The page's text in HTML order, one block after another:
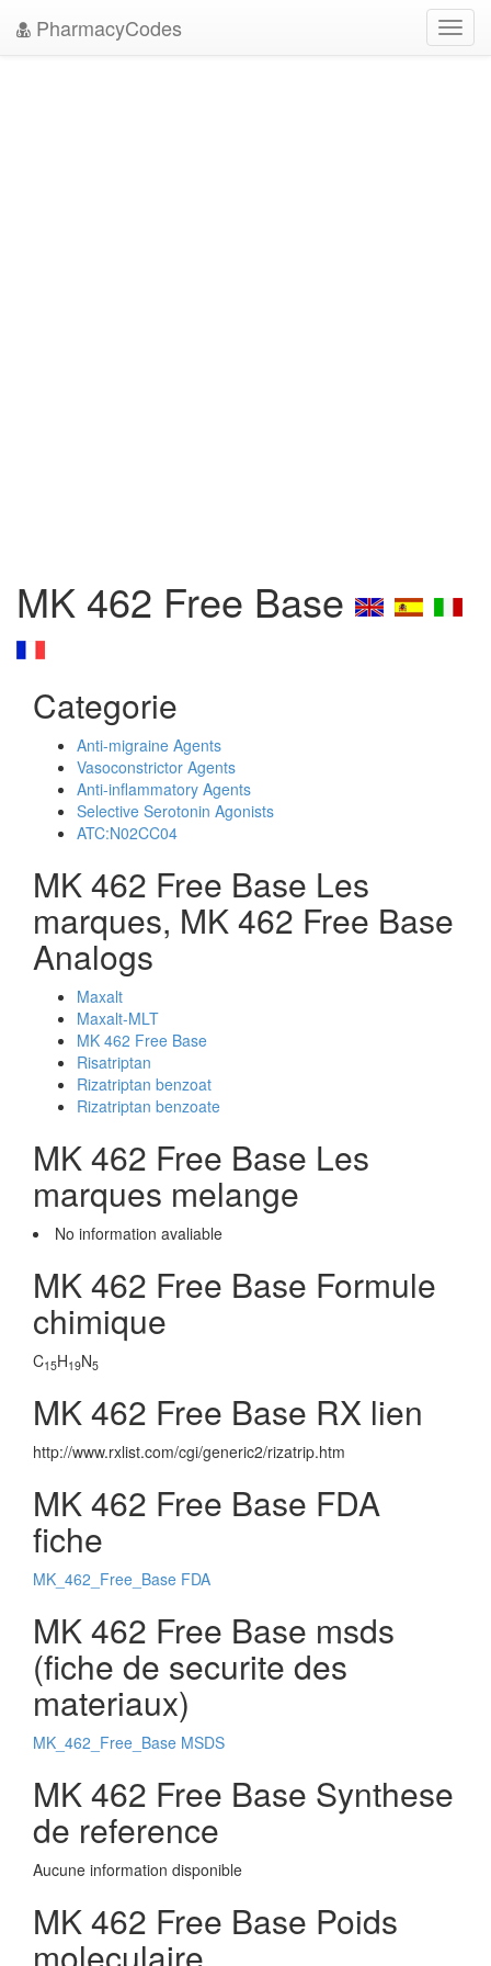
PharmacyCodes
MK 462 Free Base
Categorie
Anti-migraine Agents
Vasoconstrictor Agents
Anti-inflammatory Agents
Selective Serotonin Agonists
ATC:N02CC04
MK 462 Free Base Les
marques, MK 462 Free Base
Analogs
Maxalt
Maxalt-MLT
MK 462 Free Base
Risatriptan
Rizatriptan benzoat
Rizatriptan benzoate
MK 462 Free Base Les
marques melange
No information avaliable
MK 462 Free Base Formule
chimique
C15H19N5
MK 462 Free Base RX lien
http://www.rxlist.com/cgi/generic2/rizatrip.htm
MK 462 Free Base FDA
fiche
MK_462_Free_Base FDA
MK 462 Free Base msds
(fiche de securite des
materiaux)
MK_462_Free_Base MSDS
MK 462 Free Base Synthese
de reference
Aucune information disponible
MK 462 Free Base Poids